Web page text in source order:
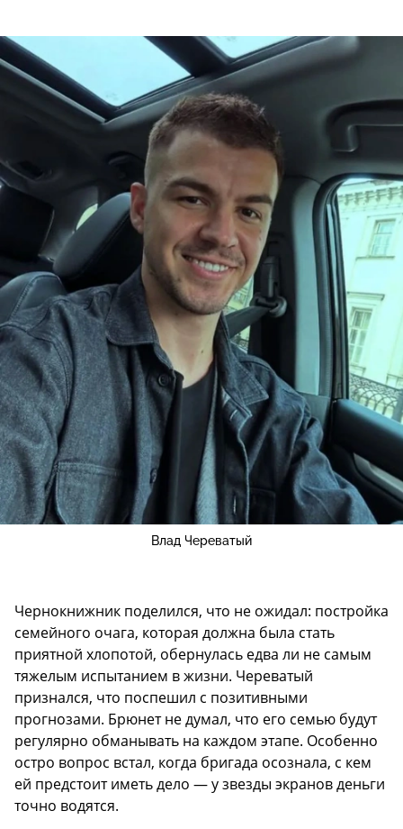
Влад Череватый
Чернокнижник поделился, что не ожидал: постройка
семейного очага, которая должна была стать
приятной хлопотой, обернулась едва ли не самым
тяжелым испытанием в жизни. Череватый
признался, что поспешил с позитивными
прогнозами. Брюнет не думал, что его семью будут
регулярно обманывать на каждом этапе. Особенно
остро вопрос встал, когда бригада осознала, с кем
ей предстоит иметь дело — у звезды экранов деньги
точно водятся.